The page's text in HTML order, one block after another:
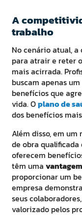
A
trabalho
No cenário atual,
para atrair e reter
mais acirrada.
buscam apenas
benefícios que
vida. Oplano de
dos benefícios
Além disso, em um
de obra qualificada
oferecem
têm uma
proporcionar um
empresa
seus
valorizado pelos